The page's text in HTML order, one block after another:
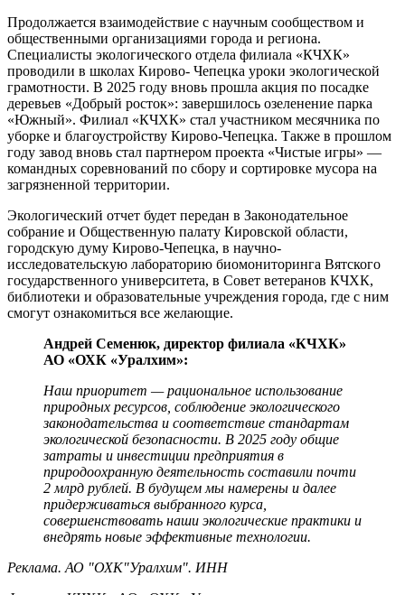
Продолжается взаимодействие с научным сообществом и
общественными организациями города и региона.
Специалисты экологического отдела филиала «КЧХК»
проводили в школах Кирово- Чепецка уроки экологической
грамотности. В 2025 году вновь прошла акция по посадке
деревьев «Добрый росток»: завершилось озеленение парка
«Южный». Филиал «КЧХК» стал участником месячника по
уборке и благоустройству Кирово-Чепецка. Также в прошлом
году завод вновь стал партнером проекта «Чистые игры» —
командных соревнований по сбору и сортировке мусора на
загрязненной территории.
Экологический отчет будет передан в Законодательное
собрание и Общественную палату Кировской области,
городскую думу Кирово-Чепецка, в научно-
исследовательскую лабораторию биомониторинга Вятского
государственного университета, в Совет ветеранов КЧХК,
библиотеки и образовательные учреждения города, где с ним
смогут ознакомиться все желающие.
Андрей Семенюк, директор филиала «КЧХК»
АО «ОХК «Уралхим»:
Наш приоритет — рациональное использование
природных ресурсов, соблюдение экологического
законодательства и соответствие стандартам
экологической безопасности. В 2025 году общие
затраты и инвестиции предприятия в
природоохранную деятельность составили почти
2 млрд рублей. В будущем мы намерены и далее
придерживаться выбранного курса,
совершенствовать наши экологические практики и
внедрять новые эффективные технологии.
Реклама. АО "ОХК"Уралхим". ИНН